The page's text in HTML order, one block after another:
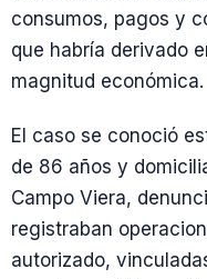
consumos, pagos y
que habría derivado
magnitud económica.
El caso se conoció
de 86 años y
Campo Viera,
registraban
autorizado,